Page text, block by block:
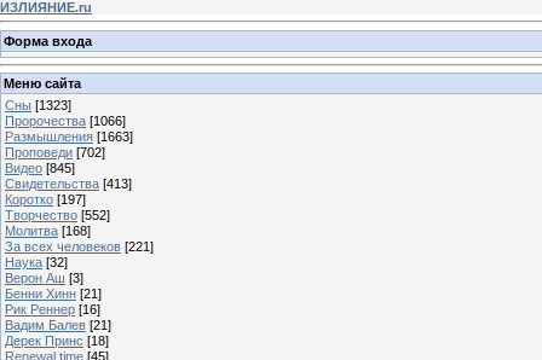
ИЗЛИЯНИЕ.ru
Форма входа
Меню сайта
Сны [1323]
Пророчества [1066]
Размышления [1663]
Проповеди [702]
Видео [845]
Свидетельства [413]
Коротко [197]
Творчество [552]
Молитва [168]
За всех человеков [221]
Наука [32]
Верон Аш [3]
Бенни Хинн [21]
Рик Реннер [16]
Вадим Балев [21]
Дерек Принс [18]
Renewal time [45]